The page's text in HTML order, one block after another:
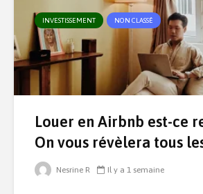
INVESTISSEMENT NON CLASSÉ
Louer en Airbnb est-ce
On vous révèlera tous
Nesrine R Il y a 1 semaine